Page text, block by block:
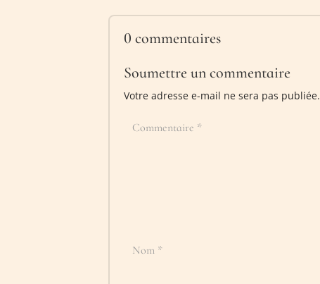
0 commentaires
Soumettre un commentaire
Votre adresse e-mail ne sera pas publiée.